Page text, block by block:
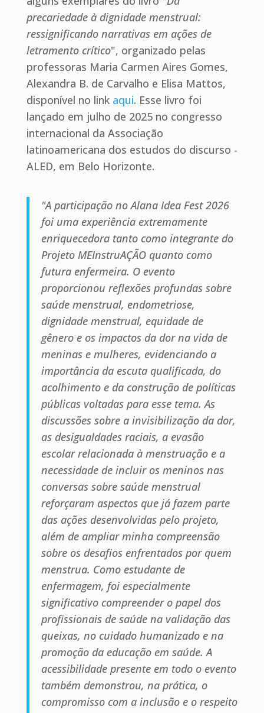
precariedade à dignidade menstrual:
ressignificando narrativas em ações de
letramento crítico", organizado pelas
professoras Maria Carmen Aires Gomes,
Alexandra B. de Carvalho e Elisa Mattos,
disponível no link aqui. Esse livro foi
lançado em julho de 2025 no congresso
internacional da Associação
latinoamericana dos estudos do discurso -
ALED, em Belo Horizonte.
"A participação no Alana Idea Fest 2026
foi uma experiência extremamente
enriquecedora tanto como integrante do
Projeto MEInstruAÇÃO quanto como
futura enfermeira. O evento
proporcionou reflexões profundas sobre
saúde menstrual, endometriose,
dignidade menstrual, equidade de
gênero e os impactos da dor na vida de
meninas e mulheres, evidenciando a
importância da escuta qualificada, do
acolhimento e da construção de políticas
públicas voltadas para esse tema. As
discussões sobre a invisibilização da dor,
as desigualdades raciais, a evasão
escolar relacionada à menstruação e a
necessidade de incluir os meninos nas
conversas sobre saúde menstrual
reforçaram aspectos que já fazem parte
das ações desenvolvidas pelo projeto,
além de ampliar minha compreensão
sobre os desafios enfrentados por quem
menstrua. Como estudante de
enfermagem, foi especialmente
significativo compreender o papel dos
profissionais de saúde na validação das
queixas, no cuidado humanizado e na
promoção da educação em saúde. A
acessibilidade presente em todo o evento
também demonstrou, na prática, o
compromisso com a inclusão e o respeito